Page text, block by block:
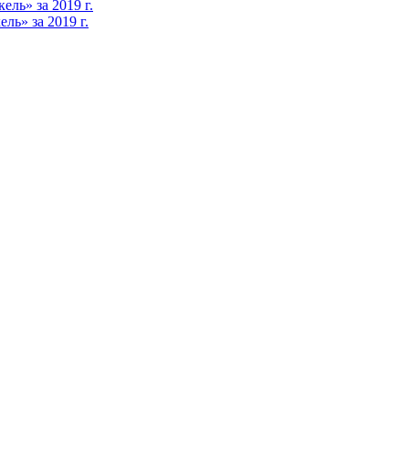
за 2019 г.
за 2019 г.